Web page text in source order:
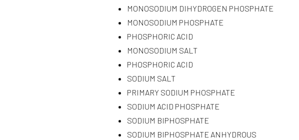
MONOSODIUM DIHYDROGEN PHOSPHATE
MONOSODIUM PHOSPHATE
PHOSPHORIC ACID
MONOSODIUM SALT
PHOSPHORIC ACID
SODIUM SALT
PRIMARY SODIUM PHOSPHATE
SODIUM ACID PHOSPHATE
SODIUM BIPHOSPHATE
SODIUM BIPHOSPHATE ANHYDROUS